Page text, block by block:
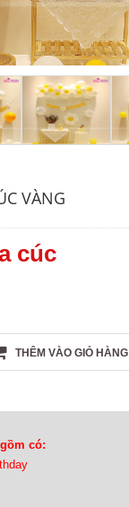
VÀNG
cúc
THÊM VÀO GIỎ HÀNG
có: